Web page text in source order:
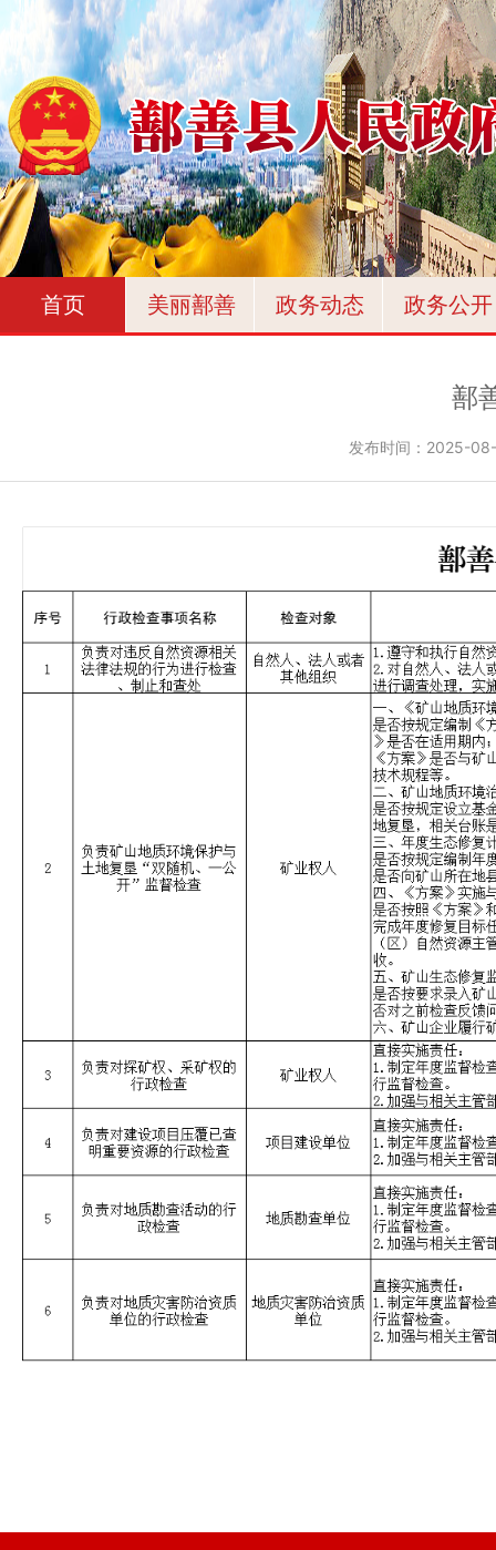
首页 美丽鄯善 政务动态 政务公开
鄯
发布时间： 2025-